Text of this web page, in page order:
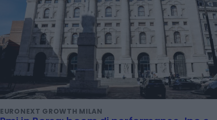
EURONEXT GROWTH MILAN